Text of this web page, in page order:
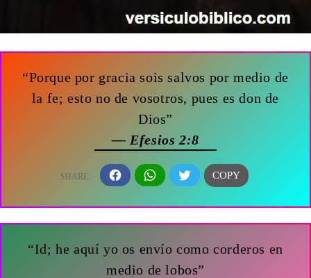
“Porque por gracia sois salvos por medio de
la fe; esto no de vosotros, pues es don de
Dios”
— Efesios 2:8
“Id; he aquí yo os envío como corderos en
medio de lobos”